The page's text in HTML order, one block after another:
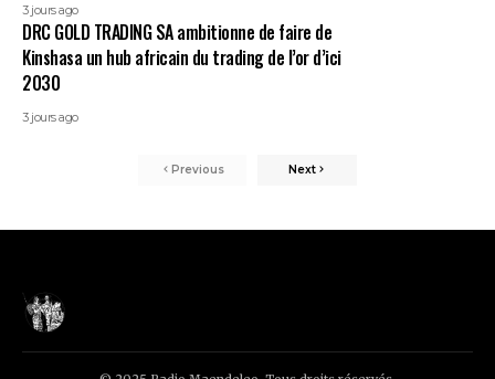
3 jours ago
DRC GOLD TRADING SA ambitionne de faire de
Kinshasa un hub africain du trading de l’or d’ici
2030
3 jours ago
Previous Next